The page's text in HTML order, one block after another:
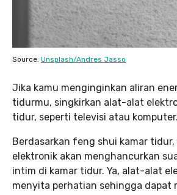
Source: Unsplash/Andres Jasso
Jika kamu menginginkan aliran
tidurmu, singkirkan alat-alat
tidur, seperti televisi atau komputer.
Berdasarkan feng shui kamar
elektronik akan menghancurkan
intim di kamar tidur. Ya, alat-alat
menyita perhatian sehingga dapat